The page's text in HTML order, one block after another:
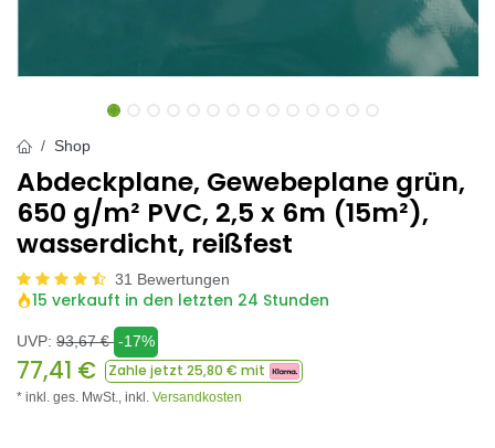
Shop
Abdeckplane, Gewebeplane grün,
650 g/m² PVC, 2,5 x 6m (15m²),
wasserdicht, reißfest
31 Bewertungen
15 verkauft in den letzten 24 Stunden
UVP: 93,67€ -17%
77,41 € Zahle jetzt 25,80 € mit
* inkl. ges. MwSt., inkl. Versandkosten